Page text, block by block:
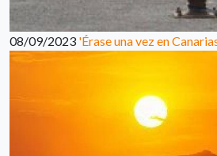
08/09/2023 'Érase una vez en